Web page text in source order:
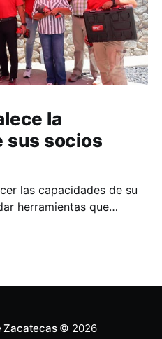
la
sus socios
las capacidades de su
herramientas que
cabo una capacitación
Zacatecas© 2026